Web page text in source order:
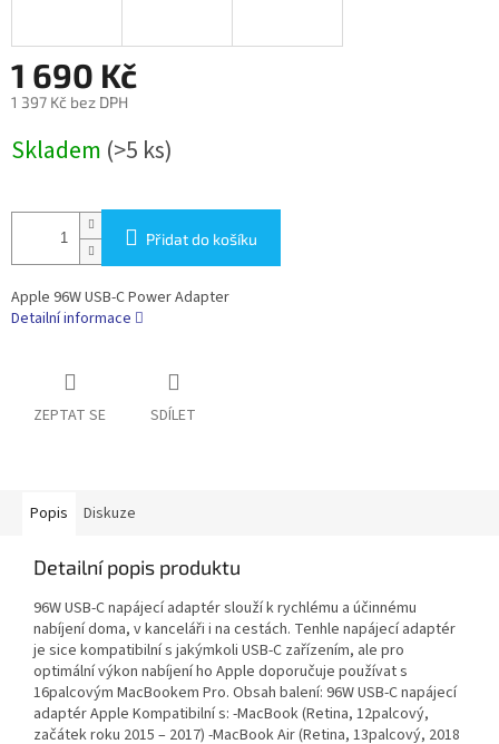
1 690 Kč
1 397 Kč bez DPH
cena:
Skladem (>5 ks)
Přidat do košíku
Apple 96W USB-C Power Adapter
Detailní informace
ZEPTAT SE SDÍLET
Popis Diskuze
Detailní popis produktu
96W USB-C napájecí adaptér slouží k rychlému a účinnému
nabíjení doma, v kanceláři i na cestách. Tenhle napájecí adaptér
je sice kompatibilní s jakýmkoli USB-C zařízením, ale pro
optimální výkon nabíjení ho Apple doporučuje používat s
16palcovým MacBookem Pro. Obsah balení: 96W USB-C napájecí
adaptér Apple Kompatibilní s: -MacBook (Retina, 12palcový,
začátek roku 2015 – 2017) -MacBook Air (Retina, 13palcový, 2018